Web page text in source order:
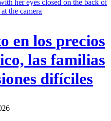
en los precios
las familias
difíciles